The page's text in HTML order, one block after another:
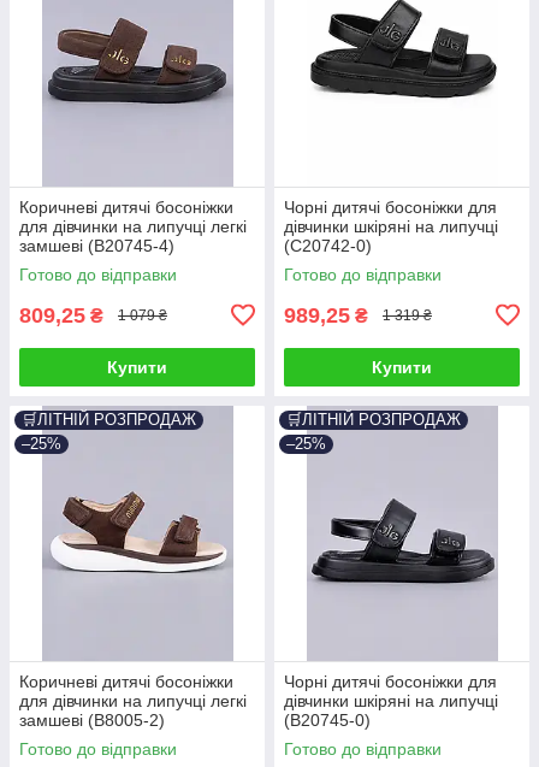
Коричневі дитячі босоніжки
для дівчинки на липучці легкі
замшеві (B20745-4)
Готово до відправки
809,25 ₴ 1 079 ₴
Купити
Чорні дитячі босоніжки для
дівчинки шкіряні на липучці
(C20742-0)
Готово до відправки
989,25 ₴ 1 319 ₴
Купити
🛒ЛІТНІЙ РОЗПРОДАЖ
–25%
Коричневі дитячі босоніжки
для дівчинки на липучці легкі
замшеві (B8005-2)
Готово до відправки
🛒ЛІТНІЙ РОЗПРОДАЖ
–25%
Чорні дитячі босоніжки для
дівчинки шкіряні на липучці
(B20745-0)
Готово до відправки